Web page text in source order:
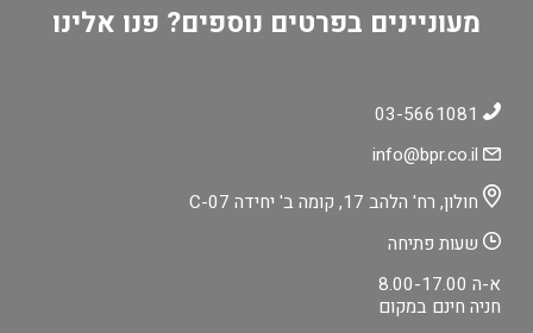
מעוניינים בפרטים נוספים? פנו אלינו
חולון, רח' הלהב 17, קומה ב' יחידה C-07
שעות פתיחה
א-ה 8.00-17.00
חניה חינם במקום